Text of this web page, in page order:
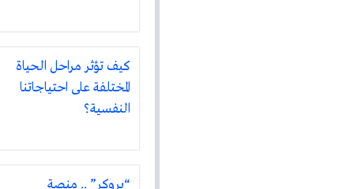
كيف تؤثر مراحل الحياة
المختلفة على احتياجاتنا
النفسية؟
“بروكر” .. منصة